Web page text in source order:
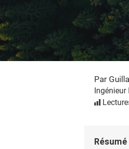
Par
Ingénieur
Résumé